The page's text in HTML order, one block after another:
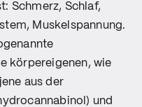
Schmerz, Schlaf,
Muskelspannung.
körpereigenen, wie
aus der
und